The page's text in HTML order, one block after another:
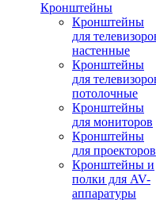
Кронштейны
Кронштейны
для
настенные
Кронштейны
для
потолочные
Кронштейны
для мониторов
Кронштейны
для проекторов
Кронштейны и
полки для AV-
аппаратуры